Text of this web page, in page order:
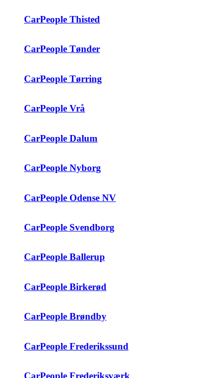
CarPeople Thisted
CarPeople Tønder
CarPeople Tørring
CarPeople Vrå
CarPeople Dalum
CarPeople Nyborg
CarPeople Odense NV
CarPeople Svendborg
CarPeople Ballerup
CarPeople Birkerød
CarPeople Brøndby
CarPeople Frederikssund
CarPeople Frederiksværk